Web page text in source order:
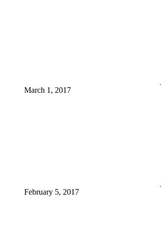
March 1, 2017
February 5, 2017